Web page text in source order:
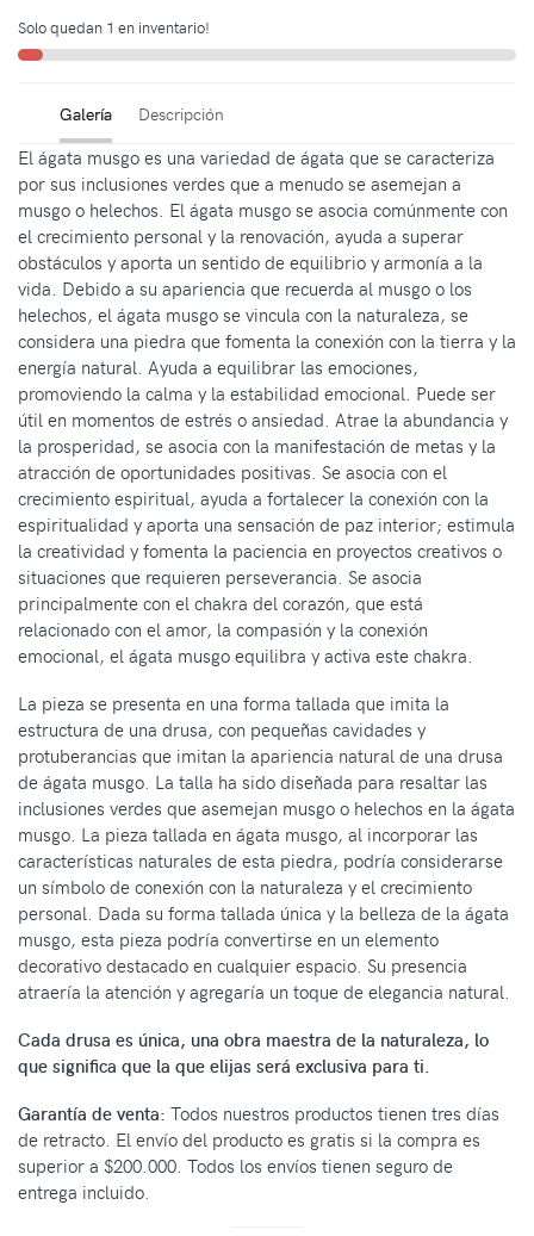
Solo quedan 1 en inventario!
Galería Descripción
El ágata musgo es una variedad de ágata que se caracteriza
por sus inclusiones verdes que a menudo se asemejan a
musgo o helechos. El ágata musgo se asocia comúnmente con
el crecimiento personal y la renovación, ayuda a superar
obstáculos y aporta un sentido de equilibrio y armonía a la
vida. Debido a su apariencia que recuerda al musgo o los
helechos, el ágata musgo se vincula con la naturaleza, se
considera una piedra que fomenta la conexión con la tierra y la
energía natural. Ayuda a equilibrar las emociones,
promoviendo la calma y la estabilidad emocional. Puede ser
útil en momentos de estrés o ansiedad. Atrae la abundancia y
la prosperidad, se asocia con la manifestación de metas y la
atracción de oportunidades positivas. Se asocia con el
crecimiento espiritual, ayuda a fortalecer la conexión con la
espiritualidad y aporta una sensación de paz interior; estimula
la creatividad y fomenta la paciencia en proyectos creativos o
situaciones que requieren perseverancia. Se asocia
principalmente con el chakra del corazón, que está
relacionado con el amor, la compasión y la conexión
emocional, el ágata musgo equilibra y activa este chakra.
La pieza se presenta en una forma tallada que imita la
estructura de una drusa, con pequeñas cavidades y
protuberancias que imitan la apariencia natural de una drusa
de ágata musgo. La talla ha sido diseñada para resaltar las
inclusiones verdes que asemejan musgo o helechos en la ágata
musgo. La pieza tallada en ágata musgo, al incorporar las
características naturales de esta piedra, podría considerarse
un símbolo de conexión con la naturaleza y el crecimiento
personal. Dada su forma tallada única y la belleza de la ágata
musgo, esta pieza podría convertirse en un elemento
decorativo destacado en cualquier espacio. Su presencia
atraería la atención y agregaría un toque de elegancia natural.
Cada drusa es única, una obra maestra de la naturaleza, lo
que significa que la que elijas será exclusiva para ti.
Garantía de venta: Todos nuestros productos tienen tres días
de retracto. El envío del producto es gratis si la compra es
superior a $200.000. Todos los envíos tienen seguro de
entrega incluido.